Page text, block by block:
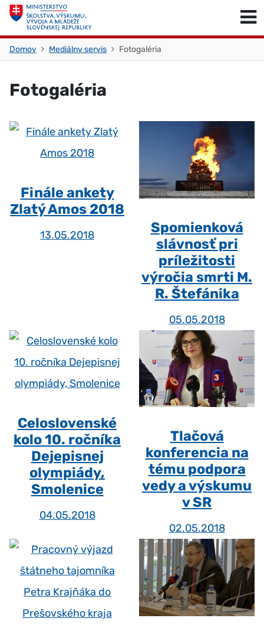
Skočiť na obsah
Domov Mediálny servis Fotogaléria
Fotogaléria
Finále ankety
Zlatý Amos 2018
13.05.2018
Spomienková
slávnosť pri
príležitosti
výročia smrti M.
R. Štefánika
05.05.2018
Celoslovenské
kolo 10. ročníka
Dejepisnej
olympiády,
Smolenice
04.05.2018
Tlačová
konferencia na
tému podpora
vedy a výskumu
v SR
02.05.2018
Skočiť na začiatok stránky